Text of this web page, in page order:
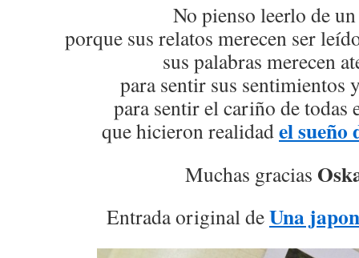
No pienso leerlo de
porque sus relatos merecen ser
sus palabras merecen
para sentir sus sentimientos
para sentir el cariño de todas
que hicieron realidadel sueño
Muchas gracias
Entrada original deUna